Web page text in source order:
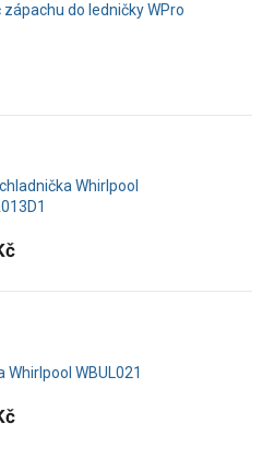
zápachu do ledničky WPro
Whirlpool
Whirlpool WBUL021